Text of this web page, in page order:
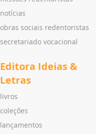
notícias
obras sociais redentoristas
secretariado vocacional
Editora Ideias &
Letras
livros
coleções
lançamentos